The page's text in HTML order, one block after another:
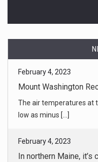
February 4, 2023
[...]
February 4, 2023
Democrats Overhaul